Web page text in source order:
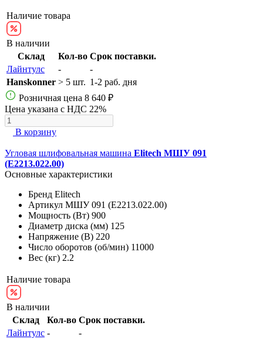
Наличие товара
В наличии
Склад
Кол-во Срок поставки.
Лайнтулс
-
-
Hanskonner > 5 шт. 1-2 раб. дня
Розничная цена 8 640 ₽
Цена указана с НДС 22%
В корзину
Угловая шлифовальная машина Elitech МШУ 091
(E2213.022.00)
Основные характеристики
Бренд Elitech
Артикул МШУ 091 (E2213.022.00)
Мощность (Вт) 900
Диаметр диска (мм) 125
Напряжение (В) 220
Число оборотов (об/мин) 11000
Вес (кг) 2.2
Наличие товара
В наличии
Склад
Кол-во Срок поставки.
Лайнтулс -
-